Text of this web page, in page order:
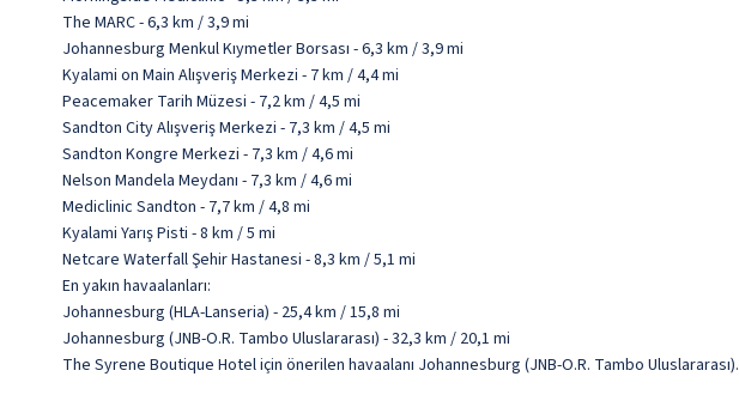
The MARC - 6,3 km / 3,9 mi
Johannesburg Menkul Kıymetler Borsası - 6,3 km / 3,9 mi
Kyalami on Main Alışveriş Merkezi - 7 km / 4,4 mi
Peacemaker Tarih Müzesi - 7,2 km / 4,5 mi
Sandton City Alışveriş Merkezi - 7,3 km / 4,5 mi
Sandton Kongre Merkezi - 7,3 km / 4,6 mi
Nelson Mandela Meydanı - 7,3 km / 4,6 mi
Mediclinic Sandton - 7,7 km / 4,8 mi
Kyalami Yarış Pisti - 8 km / 5 mi
Netcare Waterfall Şehir Hastanesi - 8,3 km / 5,1 mi
En yakın havaalanları:
Johannesburg (HLA-Lanseria) - 25,4 km / 15,8 mi
Johannesburg (JNB-O.R. Tambo Uluslararası) - 32,3 km / 20,1 mi
The Syrene Boutique Hotel için önerilen havaalanı Johannesburg (JNB-O.R. Tambo Uluslararası).